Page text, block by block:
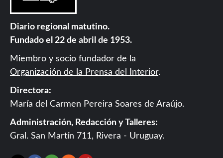
Diario regional matutino.
Fundado el 22 de abril de 1953.
Miembro y socio fundador de la
Organización de la Prensa del Interior.
Directora:
María del Carmen Pereira Soares de Araújo.
Administración, Redacción y Talleres:
Gral. San Martín 711, Rivera - Uruguay.